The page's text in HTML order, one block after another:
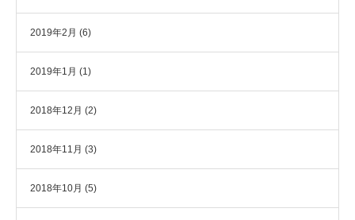
2019年2月 (6)
2019年1月 (1)
2018年12月 (2)
2018年11月 (3)
2018年10月 (5)